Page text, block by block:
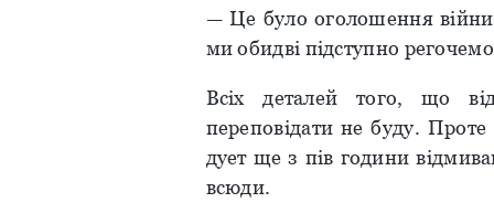
— Це було оголошення війни!
ми обидві підступно
Всіх деталей того, що
переповідати не буду.
дует ще з пів години
всюди.